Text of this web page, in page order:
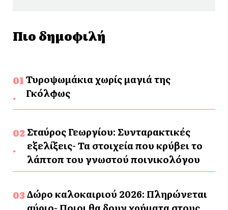
Πιο δημοφιλή
Τυροψωμάκια χωρίς μαγιά της
Γκόλφως
Σταύρος Γεωργίου: Συνταρακτικές
εξελίξεις- Τα στοιχεία που κρύβει το
λάπτοπ του γνωστού ποινικολόγου
Δώρο καλοκαιριού 2026: Πληρώνεται